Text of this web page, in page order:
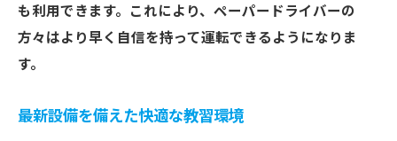
も利用できます。これにより、ペーパードライバーの
方々はより早く自信を持って運転できるようになりま
す。
最新設備を備えた快適な教習環境